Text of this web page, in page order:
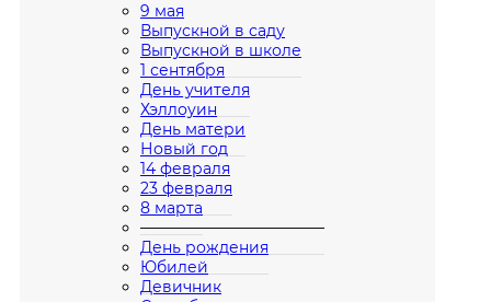
9 мая
Выпускной в саду
Выпускной в школе
1 сентября
День учителя
Хэллоуин
День матери
Новый год
14 февраля
23 февраля
8 марта
————————————
День рождения
Юбилей
Девичник